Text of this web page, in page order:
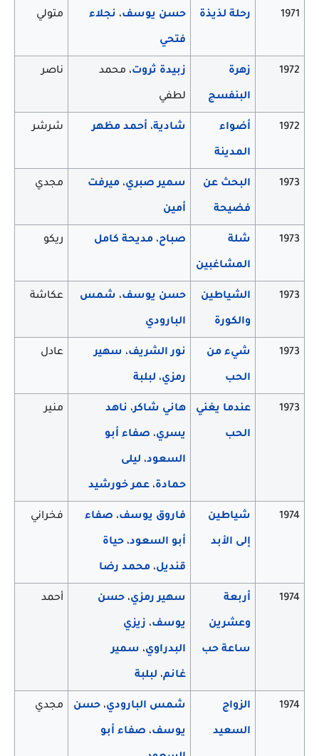
1971 رحلة لذيذة حسن يوسف،نجلاء
فتحي
متولي
1972 زهرة
البنفسج
زبيدة ثروت، محمد
لطفي
ناصر
1972 أضواء
المدينة
شادية،أحمد مظهر شرشر
1973 البحث عن
فضيحة
سمير صبري،ميرفت
أمين
مجدي
1973 شلة
المشاغبين
صباح،مديحة كامل ريكو
1973 الشياطين
والكورة
حسن يوسف،شمس
البارودي
عكاشة
1973 شيء من
الحب
نور الشريف،سهير
رمزي،لبلبة
عادل
1973 عندما يغني
الحب
هاني شاكر،ناهد
يسري،صفاء أبو
السعود،ليلى
حمادة،عمر خورشيد
منير
1974 شياطين
إلى الأبد
فاروق يوسف،صفاء
أبو السعود،حياة
قنديل،محمد رضا
فخراني
1974 أربعة
وعشرين
ساعة حب
سهير رمزي،حسن
يوسف،زيزي
البدراوي،سمير
غانم،لبلبة
أحمد
1974 الزواج
السعيد
شمس البارودي،حسن
يوسف،صفاء أبو
مجدي